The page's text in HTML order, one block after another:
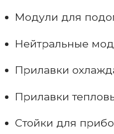
Модули для
Нейтральные
Прилавки
Прилавки
Стойки для